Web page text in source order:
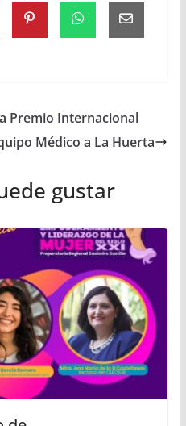
Premio Internacional
Médico a La Huerta
gustar